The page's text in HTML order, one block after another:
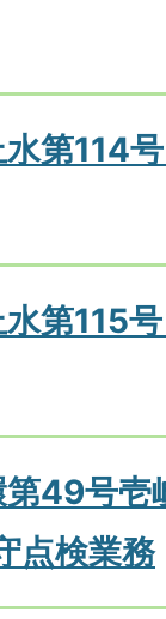
水第
水第115
第49号
点検業務